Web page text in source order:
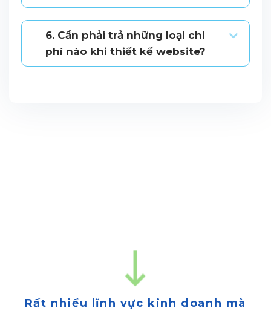
6. Cần phải trả những loại chi
phí nào khi thiết kế website?
Rất nhiều lĩnh vực kinh doanh mà